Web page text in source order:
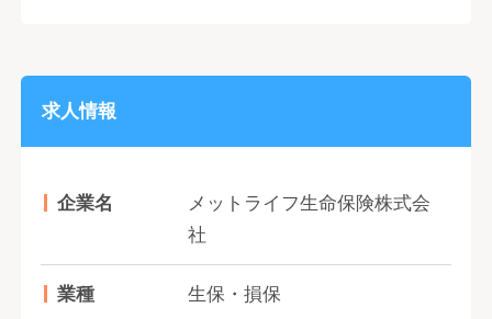
求人情報
企業名
メットライフ生命保険株式会
社
業種 生保・損保